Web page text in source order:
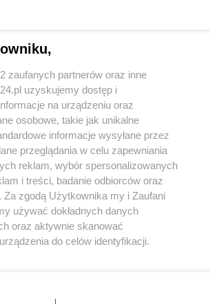
Instagram Youtube
zaufanych partnerów oraz inne
uzyskujemy dostęp i
na urządzeniu oraz
osobowe, takie jak unikalne
informacje wysyłane przez
przeglądania w celu zapewniania
reklam, wybór spersonalizowanych
i treści, badanie odbiorców oraz
Za zgodą Użytkownika my i Zaufani
używać dokładnych danych
oraz aktywnie skanować
do celów identyfikacji.
klikając przycisk ustawień prywatności